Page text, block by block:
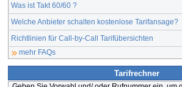
Was ist Takt 60/60 ?
Welche Anbieter schalten kostenlose Tarifansage?
Richtlinien für Call-by-Call Tarifübersichten
mehr FAQs
Tarifrechner